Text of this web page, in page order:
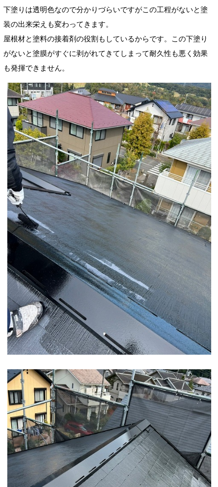
下塗りは透明色なので分かりづらいですがこの工程がないと塗
装の出来栄えも変わってきます。
屋根材と塗料の接着剤の役割もしているからです。この下塗り
がないと塗膜がすぐに剥がれてきてしまって耐久性も悪く 効果
も発揮できません。